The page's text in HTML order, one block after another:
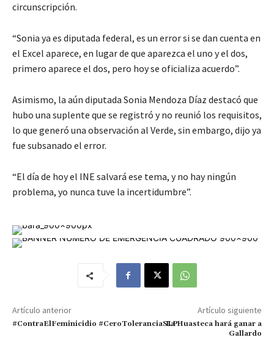
circunscripción.
“Sonia ya es diputada federal, es un error si se dan cuenta en
el Excel aparece, en lugar de que aparezca el uno y el dos,
primero aparece el dos, pero hoy se oficializa acuerdo”.
Asimismo, la aún diputada Sonia Mendoza Díaz destacó que
hubo una suplente que se registró y no reunió los requisitos,
lo que generó una observación al Verde, sin embargo, dijo ya
fue subsanado el error.
“El día de hoy el INE salvará ese tema, y no hay ningún
problema, yo nunca tuve la incertidumbre”.
Artículo anterior
#ContraElFeminicidio #CeroToleranciaSLP
Artículo siguiente
La Huasteca hará ganar a
Gallardo